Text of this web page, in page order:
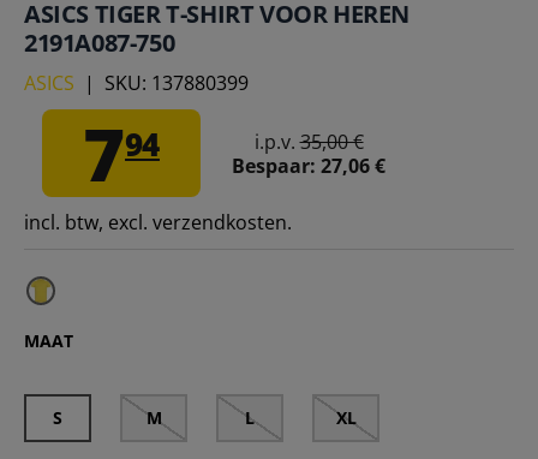
ASICS TIGER T-SHIRT VOOR HEREN
2191A087-750
ASICS | SKU: 137880399
794 i.p.v.35,00 €
Bespaar: 27,06 €
incl. btw, excl. verzendkosten.
MAAT
S M L XL